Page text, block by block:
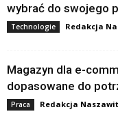
wybrać do swojego
Technologie Redakcja
Magazyn dla e-
dopasowane do
Praca Redakcja